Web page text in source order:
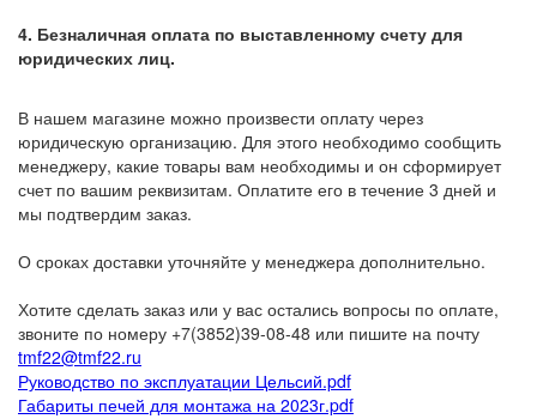
4. Безналичная оплата по выставленному счету для
юридических лиц.
В нашем магазине можно произвести оплату через
юридическую организацию. Для этого необходимо сообщить
менеджеру, какие товары вам необходимы и он сформирует
счет по вашим реквизитам. Оплатите его в течение 3 дней и
мы подтвердим заказ.
О сроках доставки уточняйте у менеджера дополнительно.
Хотите сделать заказ или у вас остались вопросы по оплате,
звоните по номеру +7(3852)39-08-48 или пишите на почту
tmf22@tmf22.ru
Руководство по эксплуатации Цельсий.pdf
Габариты печей для монтажа на 2023г.pdf